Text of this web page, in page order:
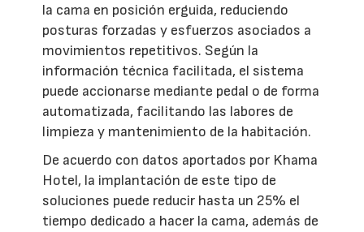
la cama en posición erguida, reduciendo
posturas forzadas y esfuerzos asociados a
movimientos repetitivos. Según la
información técnica facilitada, el sistema
puede accionarse mediante pedal o de forma
automatizada, facilitando las labores de
limpieza y mantenimiento de la habitación.
De acuerdo con datos aportados por Khama
Hotel, la implantación de este tipo de
soluciones puede reducir hasta un 25% el
tiempo dedicado a hacer la cama, además de